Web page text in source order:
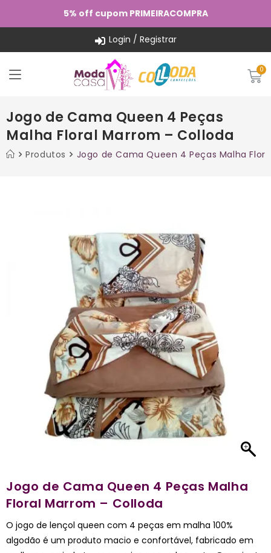
5% off cupom PRIMEIRACOMPRA
Login / Registrar
Jogo de Cama Queen 4 Peças
Malha Floral Marrom – Colloda
Produtos Jogo de Cama Queen 4 Peças Malha
Jogo de Cama Queen 4 Peças Malha
Floral Marrom – Colloda
O jogo de lençol queen com 4 peças em malha 100%
algodão é um produto macio e confortável, fabricado em